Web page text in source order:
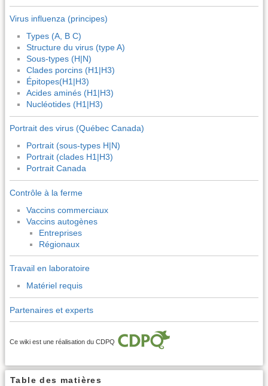
Virus influenza (principes)
Types (A, B C)
Structure du virus (type A)
Sous-types (H|N)
Clades porcins (H1|H3)
Épitopes(H1|H3)
Acides aminés (H1|H3)
Nucléotides (H1|H3)
Portrait des virus (Québec Canada)
Portrait (sous-types H|N)
Portrait (clades H1|H3)
Portrait Canada
Contrôle à la ferme
Vaccins commerciaux
Vaccins autogènes
Entreprises
Régionaux
Travail en laboratoire
Matériel requis
Partenaires et experts
Ce wiki est une réalisation du CDPQ
Table des matières